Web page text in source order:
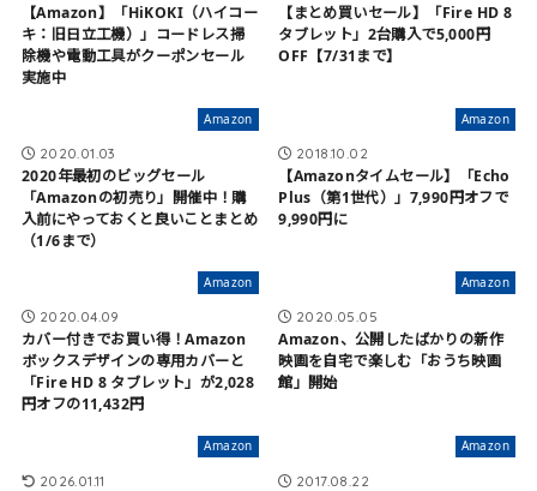
【Amazon】「HiKOKI（ハイコー
キ：旧日立工機）」コードレス掃
除機や電動工具がクーポンセール
実施中
【まとめ買いセール】「Fire HD 8
タブレット」2台購入で5,000円
OFF【7/31まで】
Amazon
2020.01.03
2020年最初のビッグセール
「Amazonの初売り」開催中！購
入前にやっておくと良いことまとめ
（1/6まで）
Amazon
2018.10.02
【Amazonタイムセール】「Echo
Plus（第1世代）」7,990円オフで
9,990円に
Amazon
2020.04.09
カバー付きでお買い得！Amazon
ボックスデザインの専用カバーと
「Fire HD 8 タブレット」が2,028
円オフの11,432円
Amazon
2020.05.05
Amazon、公開したばかりの新作
映画を自宅で楽しむ「おうち映画
館」開始
Amazon
2026.01.11
Amazon
2017.08.22